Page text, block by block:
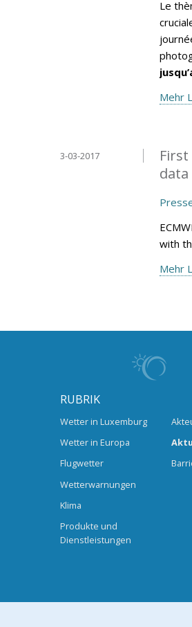
Le
Mehr
3-03-2017
with
Mehr
RUBRIK
Wetter in Luxemburg
Wetter in Europa
Flugwetter
Wetterwarnungen
Klima
Produkte und
Dienstleistungen